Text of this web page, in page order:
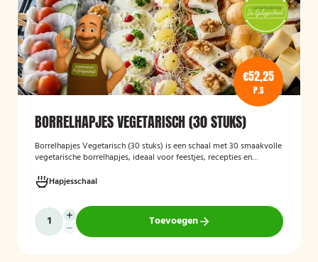
€52,25
P.S
BORRELHAPJES VEGETARISCH (30 STUKS)
Borrelhapjes Vegetarisch (30 stuks) is een schaal met 30 smaakvolle
vegetarische borrelhapjes, ideaal voor feestjes, recepties en
selectie die geschikt is voor vegetariërs, zodat gasten kunnen
genieten van een feestelijke en veelzijdige borrelervaring.
Hapjesschaal
Toevoegen